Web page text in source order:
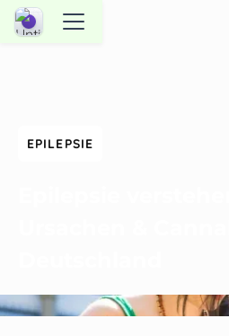
EPILEPSIE